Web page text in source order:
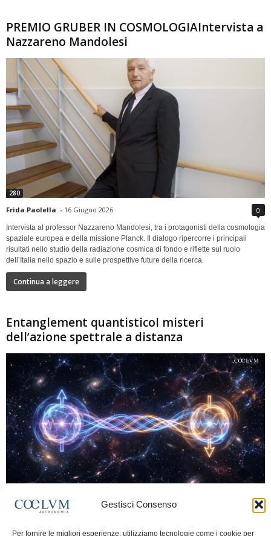
Gestisci Consenso
Per fornire le migliori esperienze, utilizziamo tecnologie come i cookie per
PREMIO GRUBER IN COSMOLOGIAIntervista a
Nazzareno Mandolesi
280
Frida Paolella - 16 Giugno 2026 0
Intervista al professor Nazzareno Mandolesi, tra i protagonisti della cosmologia
spaziale europea e della missione Planck. Il dialogo ripercorre i principali
risultati nello studio della radiazione cosmica di fondo e riflette sul ruolo
dell’Italia nello spazio e sulle prospettive future della ricerca.
Continua a leggere
Entanglement quantisticoI misteri
dell’azione spettrale a distanza
Marco Lorrai - 15 Giugno 2026 0
moderna: due particelle possono mostrare correlazioni che sembrano ignorare